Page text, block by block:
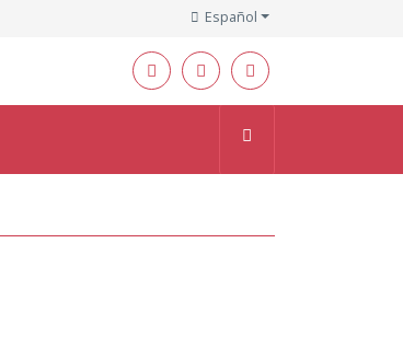
Español